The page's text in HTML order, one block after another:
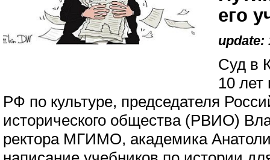
его
update:
Суд в
10
РФ по культуре, председателя
исторического общества (РВИО)
ректора МГИМО, академика